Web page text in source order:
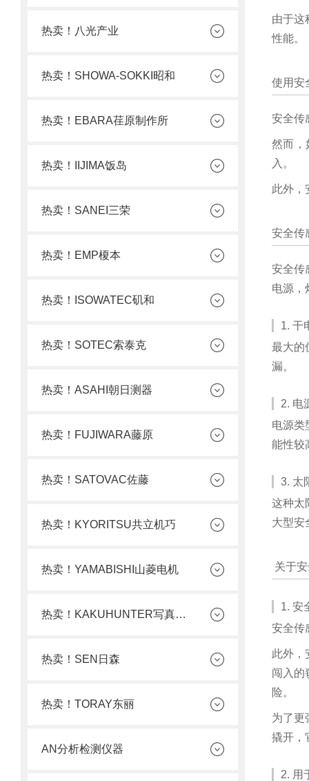
热卖！八光产业
热卖！SHOWA-SOKKI昭和
热卖！EBARA荏原制作所
热卖！IIJIMA饭岛
热卖！SANEI三荣
热卖！EMP榎本
热卖！ISOWATEC矶和
热卖！SOTEC索泰克
热卖！ASAHI朝日测器
热卖！FUJIWARA藤原
热卖！SATOVAC佐藤
热卖！KYORITSU共立机巧
热卖！YAMABISHI山菱电机
热卖！KAKUHUNTER写真化学
热卖！SEN日森
热卖！TORAY东丽
AN分析检测仪器
由于这
性能。
使用安
安全传
然而，
入。
此外，
安全传
安全传
电源，
1. 干
最大的
漏。
2. 电
电源类
能性较
3. 太
这种太
大型安
关于
1. 安
安全传
此外，
闯入的
险。
为了更
撬开，
2. 用